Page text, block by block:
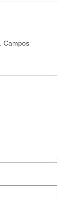
Campos